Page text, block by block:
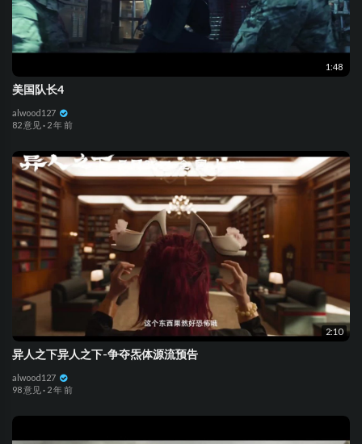
1:48
美国队长4
alwood127
82 意见· 2 年 前
2:10
异人之下异人之下-争夺炁体源流预告
alwood127
98 意见 · 2 年 前